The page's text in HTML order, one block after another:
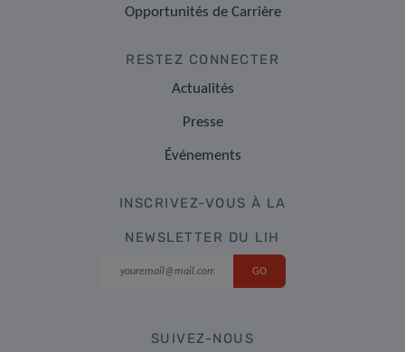
Opportunités de Carrière
RESTEZ CONNECTER
Actualités
Presse
Événements
INSCRIVEZ-VOUS À LA
NEWSLETTER DU LIH
SUIVEZ-NOUS